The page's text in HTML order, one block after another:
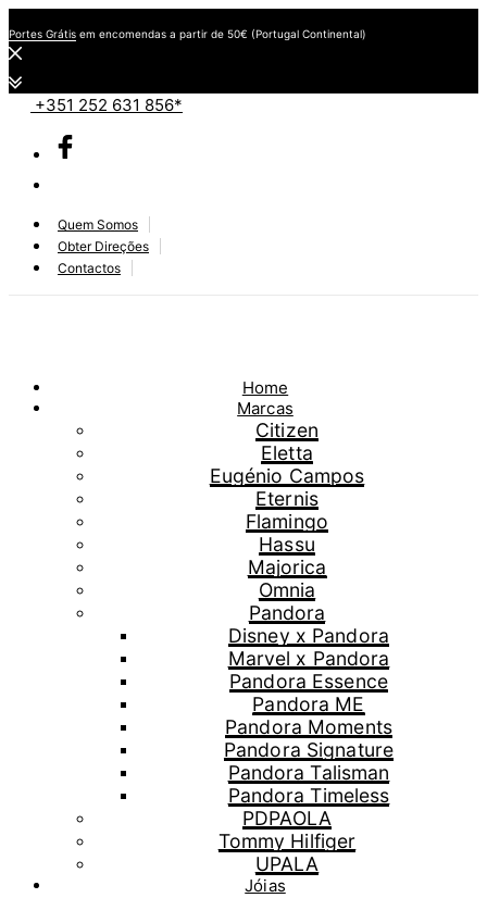
Portes Grátis em encomendas a partir de 50€ (Portugal Continental)
+351 252 631 856*
Quem Somos
Obter Direções
Contactos
Home
Marcas
Citizen
Eletta
Eugénio Campos
Eternis
Flamingo
Hassu
Majorica
Omnia
Pandora
Disney x Pandora
Marvel x Pandora
Pandora Essence
Pandora ME
Pandora Moments
Pandora Signature
Pandora Talisman
Pandora Timeless
PDPAOLA
Tommy Hilfiger
UPALA
Jóias